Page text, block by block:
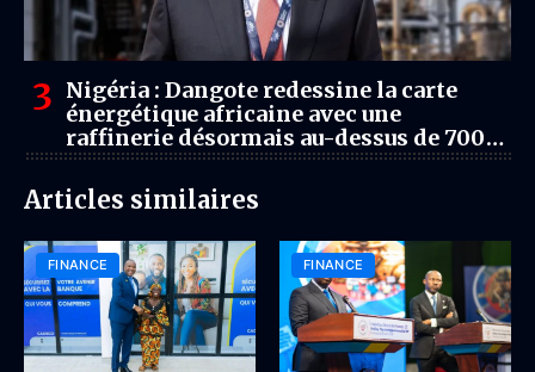
Nigéria : Dangote redessine la carte
énergétique africaine avec une
raffinerie désormais au-dessus de 700
000 barils par jour
Articles similaires
FINANCE FINANCE